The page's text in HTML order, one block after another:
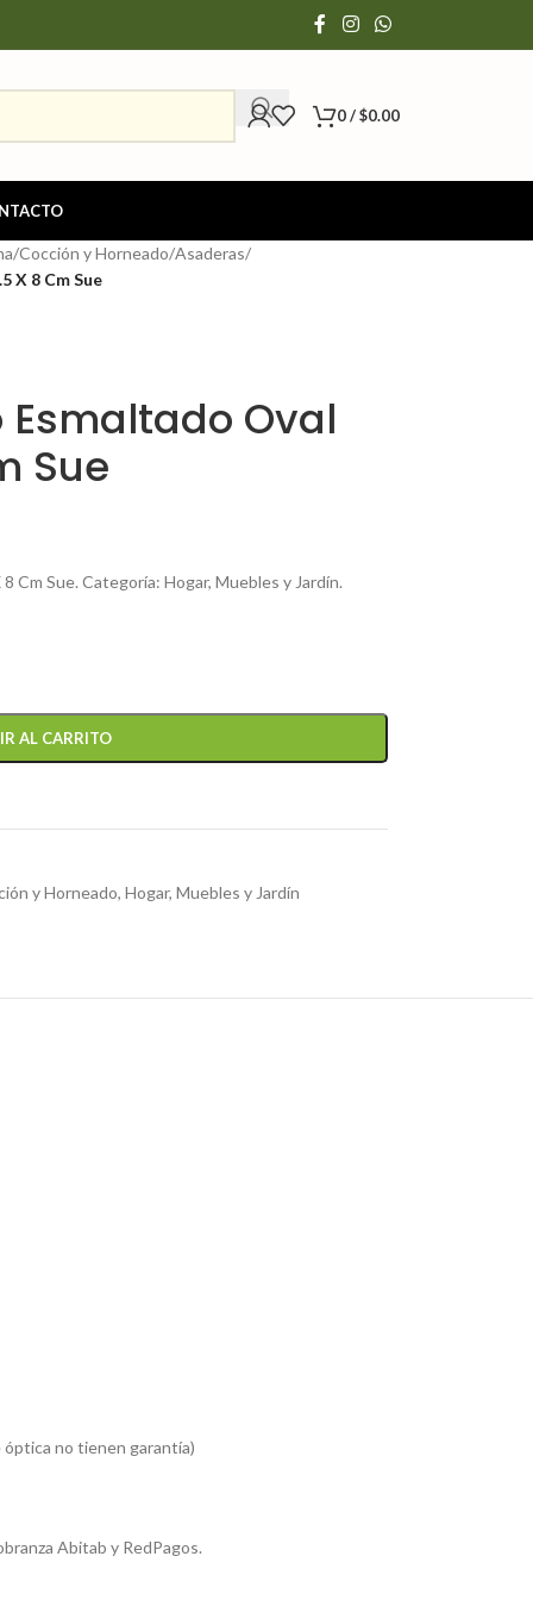
0/$0.00
/Cocción y Horneado/Asaderas/
X 8 Cm Sue
Oval
Sue
Cm Sue. Categoría: Hogar, Muebles y Jardín.
AL CARRITO
y Horneado, Hogar, Muebles y Jardín
no tienen garantía)
Abitab y RedPagos.